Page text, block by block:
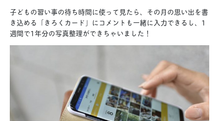
子どもの習い事の待ち時間に使って見たら、その月の思い出を書
き込める「きろくカード」にコメントも一緒に入力できるし、1
週間で1年分の写真整理ができちゃいました！